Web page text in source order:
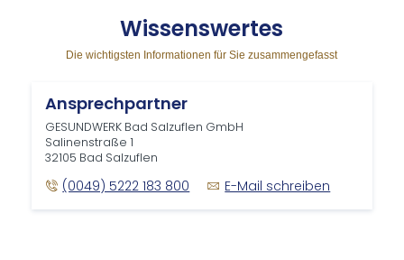
Wis­sens­wer­tes
Die wichtigsten Informationen für Sie zusammengefasst
Ansprechpartner
GESUNDWERK Bad Salzuflen GmbH
Salinenstraße 1
32105 Bad Salzuflen
(0049) 5222 183 800 E-Mail schreiben